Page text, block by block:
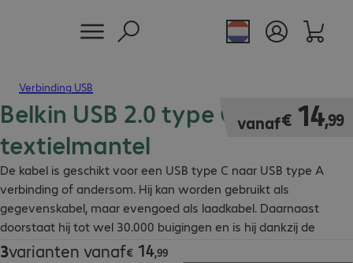
Verbinding USB
Belkin USB 2.0 type C - A kabel
textielmantel
De kabel is geschikt voor een USB type C naar USB type A
verbinding of andersom. Hij kan worden gebruikt als
gegevenskabel, maar evengoed als laadkabel. Daarnaast
doorstaat hij tot wel 30.000 buigingen en is hij dankzij de
textielmantel bijzonder robuust.
vanaf€ 14,99
€ 14,99
3varianten vanaf€ 14,99
€ 14,99